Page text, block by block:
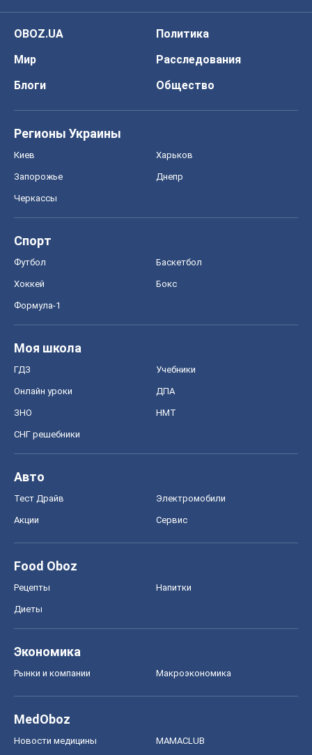
OBOZ.UA
Политика
Мир
Расследования
Блоги
Общество
Регионы Украины
Киев Харьков
Запорожье Днепр
Черкассы
Спорт
Футбол Баскетбол
Хоккей Бокс
Формула-1
Моя школа
ГДЗ Учебники
Онлайн уроки ДПА
ЗНО НМТ
СНГ решебники
Авто
Тест Драйв Электромобили
Акции Сервис
Food Oboz
Рецепты Напитки
Диеты
Экономика
Рынки и компании Mакроэкономика
MedOboz
Новости медицины MAMACLUB